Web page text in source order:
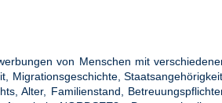
von Menschen mit
Alter, Familienstand,